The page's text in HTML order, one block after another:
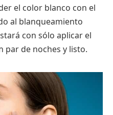
el color blanco con el
al blanqueamiento
con sólo aplicar el
par de noches y listo.